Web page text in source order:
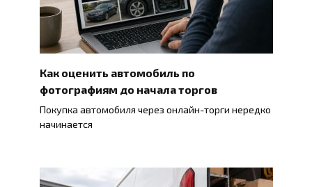
Как оценить автомобиль по
фотографиям до начала торгов
Покупка автомобиля через онлайн-торги нередко
начинается